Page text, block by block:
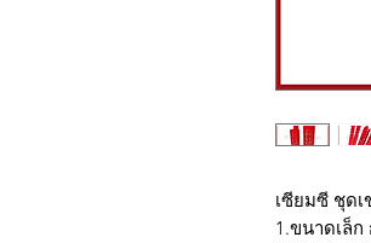
เซียมซี ชุด
1.ขนาดเล็